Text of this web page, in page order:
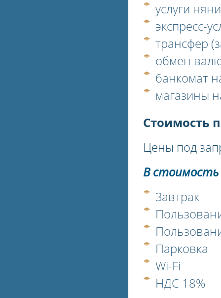
услуги
экспресс-
трансфер
обмен
банкомат
магазины
Стоимость
Цены под
В
Завтрак
Парковка
Wi-Fi
НДС 18%